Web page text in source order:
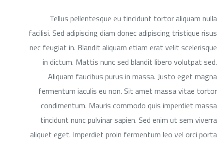
Tellus pellentesque eu tincidunt tortor aliquam nulla
facilisi. Sed adipiscing diam donec adipiscing tristique risus
nec feugiat in. Blandit aliquam etiam erat velit scelerisque
in dictum. Mattis nunc sed blandit libero volutpat sed.
Aliquam faucibus purus in massa. Justo eget magna
fermentum iaculis eu non. Sit amet massa vitae tortor
condimentum. Mauris commodo quis imperdiet massa
tincidunt nunc pulvinar sapien. Sed enim ut sem viverra
aliquet eget. Imperdiet proin fermentum leo vel orci porta